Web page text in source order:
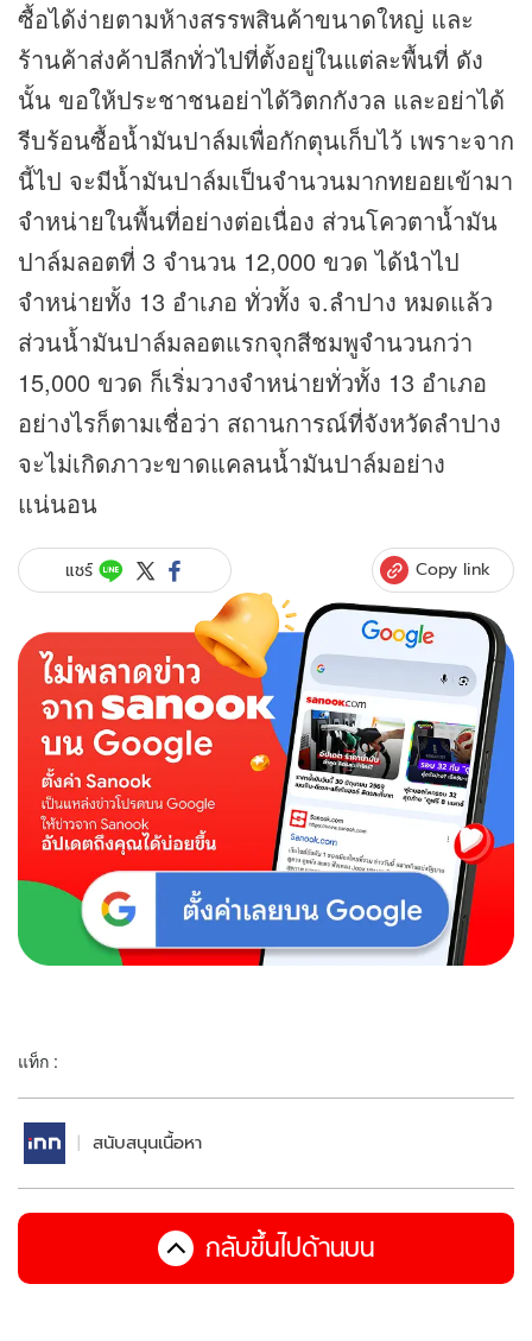
ซื้อได้ง่ายตามห้างสรรพสินค้าขนาดใหญ่ และ
ร้านค้าส่งค้าปลีกทั่วไปที่ตั้งอยู่ในแต่ละพื้นที่ ดัง
นั้น ขอให้ประชาชนอย่าได้วิตกกังวล และอย่าได้
รีบร้อนซื้อน้ำมันปาล์มเพื่อกักตุนเก็บไว้ เพราะจาก
นี้ไป จะมีน้ำมันปาล์มเป็นจำนวนมากทยอยเข้ามา
จำหน่ายในพื้นที่อย่างต่อเนื่อง ส่วนโควตาน้ำมัน
ปาล์มลอตที่ 3 จำนวน 12,000 ขวด ได้นำไป
จำหน่ายทั้ง 13 อำเภอ ทั่วทั้ง จ.ลำปาง หมดแล้ว
ส่วนน้ำมันปาล์มลอตแรกจุกสีชมพูจำนวนกว่า
15,000 ขวด ก็เริ่มวางจำหน่ายทั่วทั้ง 13 อำเภอ
อย่างไรก็ตามเชื่อว่า สถานการณ์ที่จังหวัดลำปาง
จะไม่เกิดภาวะขาดแคลนน้ำมันปาล์มอย่าง
แน่นอน
แชร์ Copy link
แท็ก :
สนับสนุนเนื้อหา
กลับขึ้นไปด้านบน